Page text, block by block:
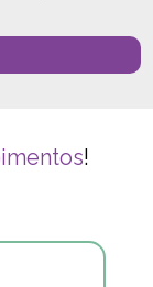
!